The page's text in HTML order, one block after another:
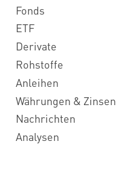
Fonds
ETF
Derivate
Rohstoffe
Anleihen
Währungen & Zinsen
Nachrichten
Analysen